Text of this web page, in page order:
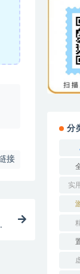
接
分
实